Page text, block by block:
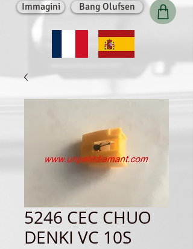
Immagini Bang Olufsen
5246 CEC CHUO
DENKI VC 10S